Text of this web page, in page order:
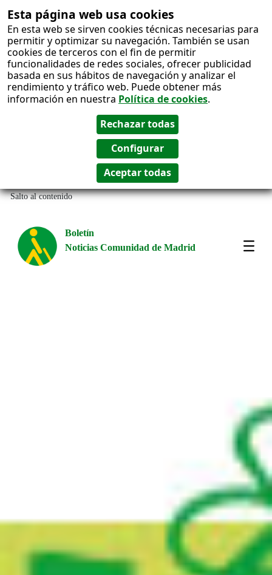
Esta página web usa cookies
En esta web se sirven cookies técnicas necesarias para
permitir y optimizar su navegación. También se usan
cookies de terceros con el fin de permitir
funcionalidades de redes sociales, ofrecer publicidad
basada en sus hábitos de navegación y analizar el
rendimiento y tráfico web. Puede obtener más
información en nuestra Política de cookies.
Salto al contenido
Boletín
Noticias Comunidad de Madrid